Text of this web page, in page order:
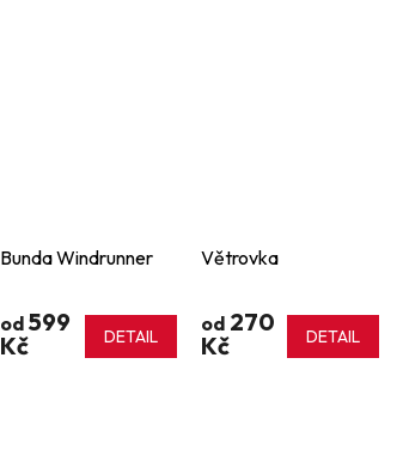
Bunda Windrunner
od599
Kč
DETAIL
Větrovka
od 270
Kč
DETAIL